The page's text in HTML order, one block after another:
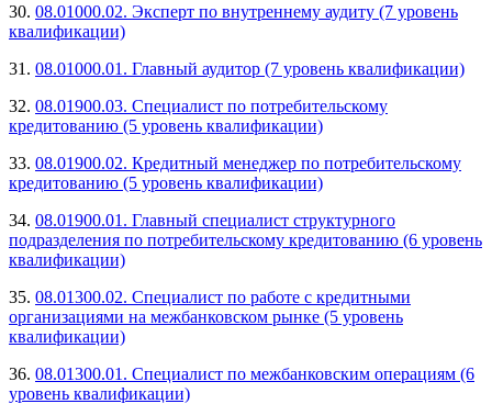
30. 08.01000.02. Эксперт по внутреннему аудиту (7 уровень
квалификации)
31. 08.01000.01. Главный аудитор (7 уровень квалификации)
32. 08.01900.03. Специалист по потребительскому
кредитованию (5 уровень квалификации)
33. 08.01900.02. Кредитный менеджер по потребительскому
кредитованию (5 уровень квалификации)
34. 08.01900.01. Главный специалист структурного
подразделения по потребительскому кредитованию (6 уровень
квалификации)
35. 08.01300.02. Специалист по работе с кредитными
организациями на межбанковском рынке (5 уровень
квалификации)
36. 08.01300.01. Специалист по межбанковским операциям (6
уровень квалификации)